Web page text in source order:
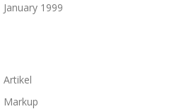
January 1999
Artikel
Markup